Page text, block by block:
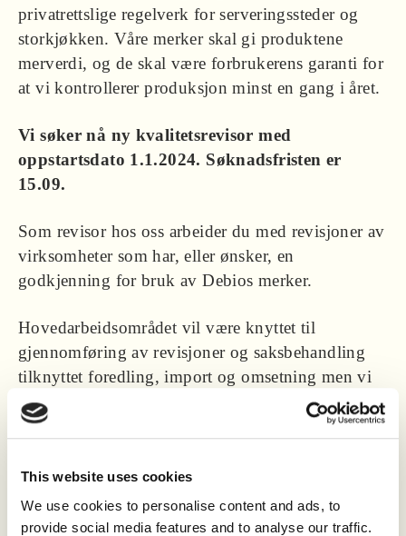
This website uses cookies
We use cookies to personalise content and ads, to
provide social media features and to analyse our traffic.
privatrettslige regelverk for serveringssteder og
storkjøkken. Våre merker skal gi produktene
merverdi, og de skal være forbrukerens garanti for
at vi kontrollerer produksjon minst en gang i året.
Vi søker nå ny kvalitetsrevisor med
oppstartsdato 1.1.2024. Søknadsfristen er
15.09.
Som revisor hos oss arbeider du med revisjoner av
virksomheter som har, eller ønsker, en
godkjenning for bruk av Debios merker.
Hovedarbeidsområdet vil være knyttet til
gjennomføring av revisjoner og saksbehandling
tilknyttet foredling, import og omsetning men vi
ønsker også å komme i kontakt med deg som har
landbruksfaglig kompetanse.
Normalt vil du være ute på oppdrag hos kunder
halvparten av arbeidstiden. Du må trives med å
være på farten, verdsette selvstendig arbeid, og